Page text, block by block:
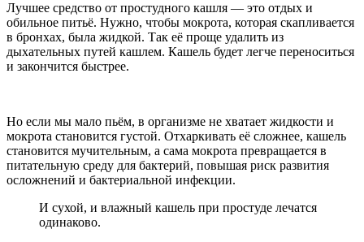
Лучшее средство от простудного кашля — это отдых и
обильное питьё. Нужно, чтобы мокрота, которая скапливается
в бронхах, была жидкой. Так её проще удалить из
дыхательных путей кашлем. Кашель будет легче переноситься
и закончится быстрее.
Но если мы мало пьём, в организме не хватает жидкости и
мокрота становится густой. Отхаркивать её сложнее, кашель
становится мучительным, а сама мокрота превращается в
питательную среду для бактерий, повышая риск развития
осложнений и бактериальной инфекции.
И сухой, и влажный кашель при простуде лечатся
одинаково.